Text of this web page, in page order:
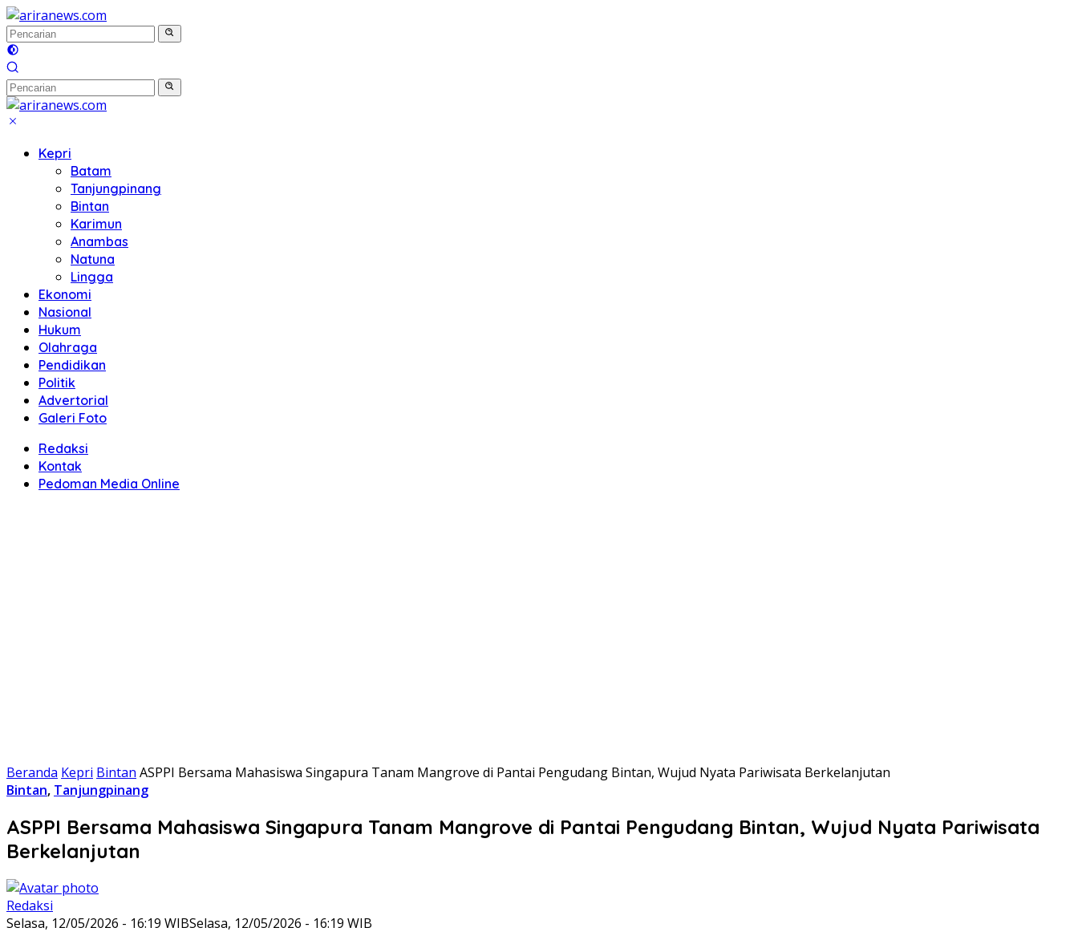
Langsung
ke
konten
Kepri
Batam
Tanjungpinang
Bintan
Karimun
Anambas
Natuna
Lingga
Ekonomi
Nasional
Hukum
Olahraga
Pendidikan
Politik
Advertorial
Galeri Foto
Redaksi
Kontak
Pedoman Media Online
Beranda Kepri Bintan ASPPI Bersama Mahasiswa Singapura Tanam Mangrove di Pantai Pengudang Bintan, Wujud Nyata Pariwisata Berkelanjutan
Bintan, Tanjungpinang
ASPPI Bersama Mahasiswa Singapura Tanam Mangrove di Pantai Pengudang Bintan, Wujud Nyata Pariwisata
Berkelanjutan
Redaksi
Selasa, 12/05/2026 - 16:19 WIBSelasa, 12/05/2026 - 16:19 WIB